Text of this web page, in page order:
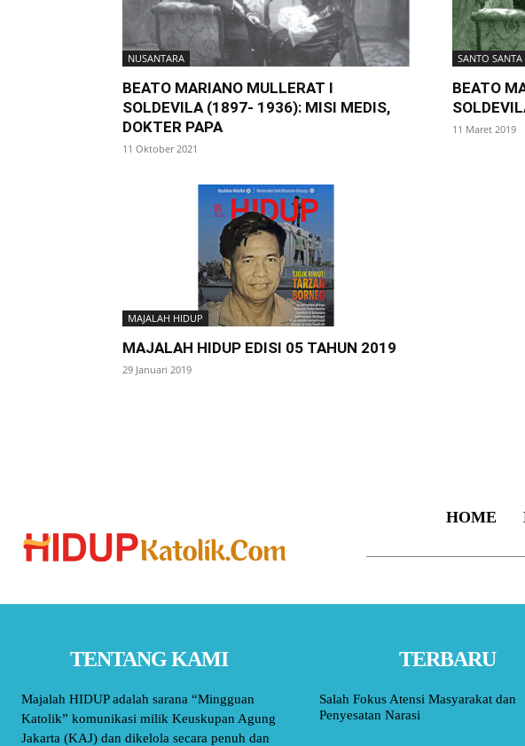
NUSANTARA
BEATO MARIANO MULLERAT I
SOLDEVILA (1897- 1936): MISI MEDIS,
DOKTER PAPA
11 Oktober 2021
SANTO SANTA
BEATO
11 Maret 2019
MAJALAH HIDUP
MAJALAH HIDUP EDISI 05 TAHUN 2019
29 Januari 2019
HOME
TENTANG KAMI
Majalah HIDUP adalah sarana “Mingguan
Katolik” komunikasi milik Keuskupan Agung
Jakarta (KAJ) dan dikelola secara penuh dan
TERBARU
Salah Fokus Atensi Masyarakat dan
Penyesatan Narasi